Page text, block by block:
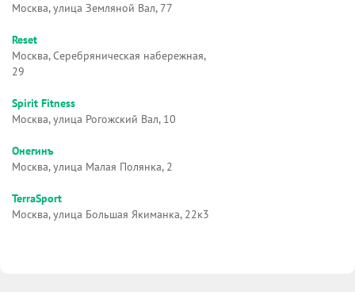
Москва, улица Земляной Вал, 77
Reset
Москва, Серебряническая набережная,
29
Spirit Fitness
Москва, улица Рогожский Вал, 10
Онегинъ
Москва, улица Малая Полянка, 2
TerraSport
Москва, улица Большая Якиманка, 22к3